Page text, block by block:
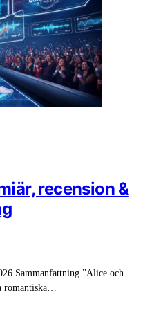
recension &
Sammanfattning ”Alice och
romantiska…